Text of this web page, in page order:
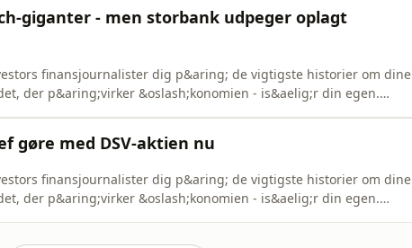
giganter - men storbank udpeger oplagt
finansjournalister dig p&aring; de vigtigste historier om dine
der p&aring;virker &oslash;konomien - is&aelig;r din egen.
gøre med DSV-aktien nu
finansjournalister dig p&aring; de vigtigste historier om dine
der p&aring;virker &oslash;konomien - is&aelig;r din egen.